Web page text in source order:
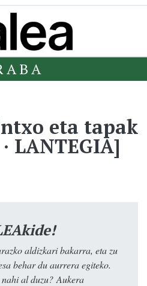
eta tapak
LANTEGIA]
aldizkari bakarra, eta zu
behar du aurrera egiteko.
al duzu? Aukera